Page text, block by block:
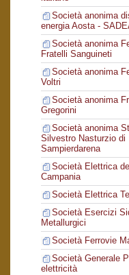
Società anonima
energia Aosta -
Società anonima
Fratelli Sanguineti
Società anonima
Voltri
Società anonima
Gregorini
Società anonima
Silvestro Nasturzio di
Sampierdarena
Società Elettrica
Campania
Società Elettrica
Società Esercizi
Metallurgici
Società Ferrovie
Società Generale
elettricità